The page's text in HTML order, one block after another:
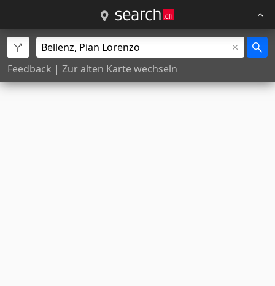
Feedback | Zur alten Karte wechseln